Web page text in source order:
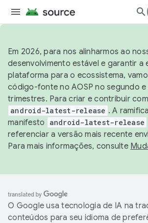
Em 2026, para nos alinharmos ao
desenvolvimento estável e garantir a
plataforma para o ecossistema,
código-fonte no AOSP no segundo
trimestres. Para criar e contribuir
android-latest-release . A
manifesto
android-latest-release
referenciar a versão mais recente
Para mais informações, consulte
O Google usa tecnologia de IA na
conteúdos para seu idioma de